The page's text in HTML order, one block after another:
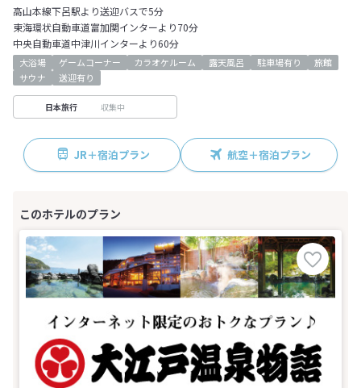
高山本線下呂駅より送迎バスで5分
東海環状自動車道富加関インターより70分
中央自動車道中津川インターより60分
大浴場 ゲームコーナー カラオケルーム 露天風呂 駐車場有り
旅館
サウナ
送迎有り
日本旅行 収集中
JR＋宿泊プラン 航空＋宿泊プラン